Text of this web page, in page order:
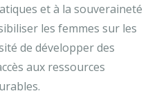
et à la souveraineté
les femmes sur les
de développer des
aux ressources